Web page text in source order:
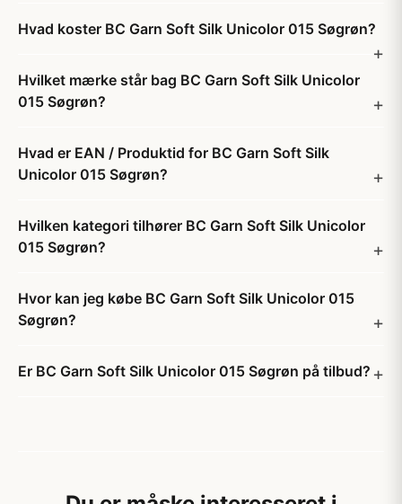
Hvad koster BC Garn Soft Silk Unicolor 015 Søgrøn?
Hvilket mærke står bag BC Garn Soft Silk Unicolor
015 Søgrøn?
Hvad er EAN / Produktid for BC Garn Soft Silk
Unicolor 015 Søgrøn?
Hvilken kategori tilhører BC Garn Soft Silk Unicolor
015 Søgrøn?
Hvor kan jeg købe BC Garn Soft Silk Unicolor 015
Søgrøn?
Er BC Garn Soft Silk Unicolor 015 Søgrøn på tilbud?